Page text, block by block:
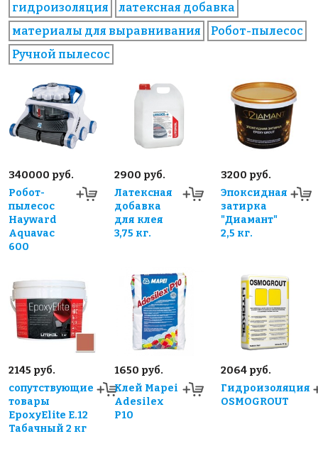
гидроизоляция
латексная добавка
материалы для выравнивания
Робот-пылесос
Ручной пылесос
340000 руб.
Робот-
пылесос
Hayward
Aquavac
600
2900 руб.
Латексная
добавка
для клея
3,75 кг.
3200 руб.
Эпоксидная
затирка
"Диамант"
2,5 кг.
2145 руб.
сопутствующие
товары
EpoxyElite E.12
Табачный 2 кг
1650 руб.
Клей Mapei
Adesilex
P10
2064 руб.
Гидроизоляция
OSMOGROUT